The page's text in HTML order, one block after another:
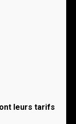
leurs tarifs